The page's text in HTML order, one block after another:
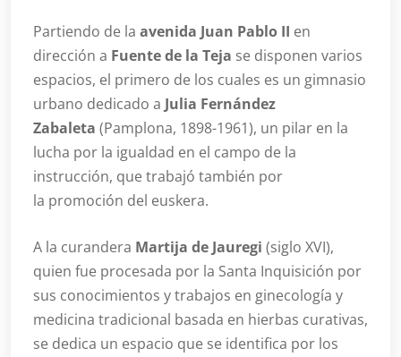
Partiendo de la avenida Juan Pablo II en
dirección a Fuente de la Teja se disponen varios
espacios, el primero de los cuales es un gimnasio
urbano dedicado a Julia Fernández
Zabaleta (Pamplona, 1898-1961), un pilar en la
lucha por la igualdad en el campo de la
instrucción, que trabajó también por
la promoción del euskera.
A la curandera Martija de Jauregi (siglo XVI),
quien fue procesada por la Santa Inquisición por
sus conocimientos y trabajos en ginecología y
medicina tradicional basada en hierbas curativas,
se dedica un espacio que se identifica por los